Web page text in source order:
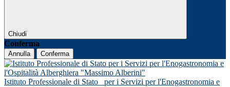
Chiudi
Conferma
Annulla Conferma
Istituto Professionale di Stato
per i Servizi per l'Enogastronomia e